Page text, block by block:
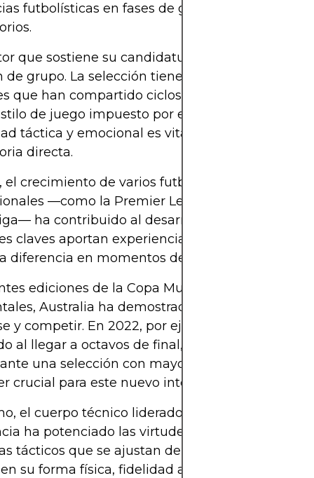
futbolísticas en fases de grupos y partidos
que sostiene su candidatura a los cuartos de
de grupo. La selección tiene un bloque
que han compartido ciclos anteriores y que
de juego impuesto por el seleccionador. Esta
táctica y emocional es vital en los torneos de
directa.
el crecimiento de varios futbolistas en ligas
—como la Premier League, la Serie A o la
ha contribuido al desarrollo técnico del
claves aportan experiencia de alto nivel que
diferencia en momentos decisivos.
ediciones de la Copa Mundial y otras
Australia ha demostrado su capacidad de
y competir. En 2022, por ejemplo, hicieron un
al llegar a octavos de final, y su eliminación
una selección con mayor jerarquía. Esa
crucial para este nuevo intento.
el cuerpo técnico liderado por un entrenador
ha potenciado las virtudes del equipo y
tácticos que se ajustan de forma realista a los
su forma física, fidelidad al plan de juego, y